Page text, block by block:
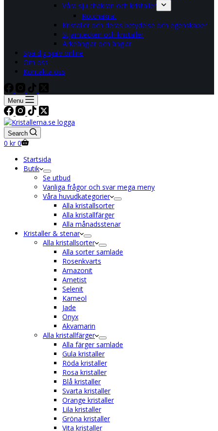
Våra sju chakran och kristaller
Rotchakrat
Kristaller och deras betydelse och egenskaper
Stjärntecken och kristaller
Ärkeänglar och änglar
Spå dig själv online
Om oss
Kontakta oss
Menu
Search
Shopping
0 kr 0
Startsida
Butik
Se utbud
Vanliga frågor och svar mega meny
Våra huvudkategorier
Alla kristallsorter
Alla kristallfärger
Alla månadsstenar
Kristaller & stenar
Alla kristallsorter
Alla sorter samlade
Rosenkvarts
Amazonit
Ametist
Selenit
Karneol
Jade
Onyx
Akvamarin
Alla kristallfärger
Alla färger samlade
Gula kristaller
Röda kristaller
Rosa kristaller
Blå kristaller
Svarta kristaller
Orange kristaller
Lila kristaller
Gröna kristaller
Vita kristaller